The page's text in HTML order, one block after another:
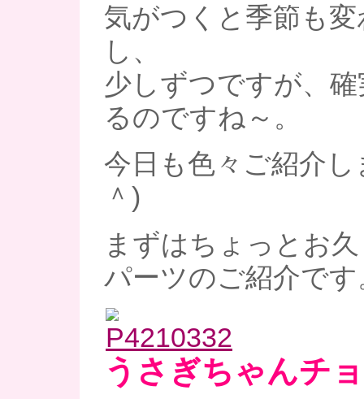
気がつくと季節も
し、
少しずつですが、
るのですね～。
今日も色々ご紹介
＾)
まずはちょっとお
パーツのご紹介です
うさぎちゃんチ